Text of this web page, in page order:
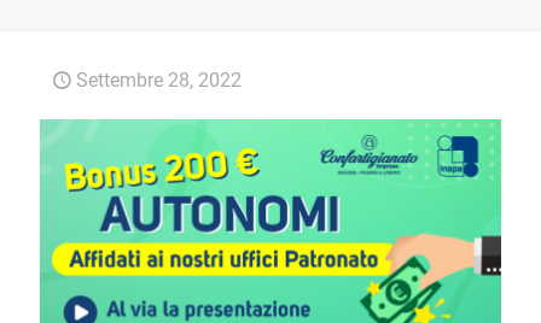
Settembre 28, 2022